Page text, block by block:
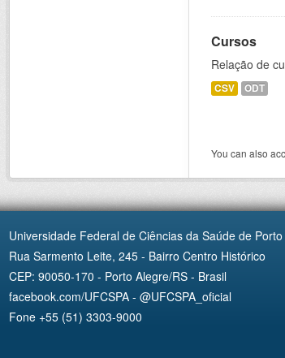
Cursos
Relação de
CSV ODT
You can also
Universidade Federal de Ciências da Saúde de
Rua Sarmento Leite, 245 - Bairro Centro Histórico
CEP: 90050-170 - Porto Alegre/RS - Brasil
facebook.com/UFCSPA - @UFCSPA_oficial
Fone +55 (51) 3303-9000